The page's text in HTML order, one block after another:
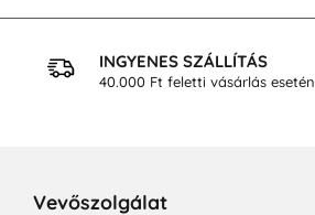
INGYENES SZÁLLÍTÁS
40.000 Ft feletti vásárlás esetén
Vevőszolgálat